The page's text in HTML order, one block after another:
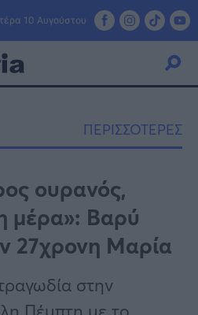
10 Αυγούστου
ΠΕΡΙΣΣΟΤΕΡΕΣ
ουρανός,
μέρα»: Βαρύ
27χρονη Μαρία
στην